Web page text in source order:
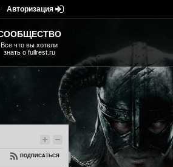
ПОДПИСАТЬСЯ
Все что вы хотели
знать о fullrest.ru
Авторизация